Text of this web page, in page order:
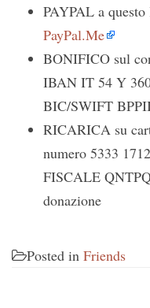
PAYPAL a
PayPal.Me
BONIFICO sul
IBAN IT 54 Y
BIC/SWIFT
RICARICA su
numero 5333
FISCALE
donazione
Posted in Friends